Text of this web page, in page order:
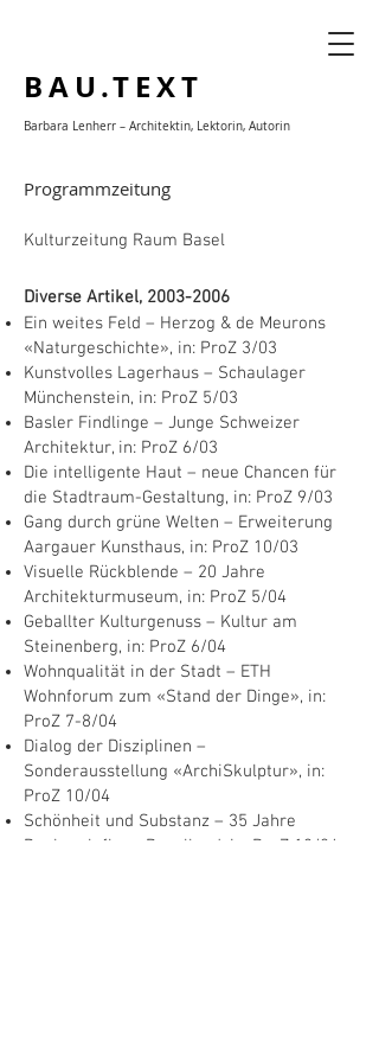
BAU.TEXT
Barbara Lenherr – Architektin, Lektorin, Autorin
Programmzeitung
Kulturzeitung Raum Basel
Diverse Artikel, 2003-2006
Ein weites Feld – Herzog & de Meurons
«Naturgeschichte», in: ProZ 3/03
Kunstvolles Lagerhaus – Schaulager
Münchenstein, in: ProZ 5/03
Basler Findlinge – Junge Schweizer
Architektur, in: ProZ 6/03
Die intelligente Haut – neue Chancen für
die Stadtraum-Gestaltung, in: ProZ 9/03
Gang durch grüne Welten – Erweiterung
Aargauer Kunsthaus, in: ProZ 10/03
Visuelle Rückblende – 20 Jahre
Architekturmuseum, in: ProZ 5/04
Geballter Kulturgenuss – Kultur am
Steinenberg, in: ProZ 6/04
Wohnqualität in der Stadt – ETH
Wohnforum zum «Stand der Dinge», in:
ProZ 7-8/04
Dialog der Disziplinen –
Sonderausstellung «ArchiSkulptur», in:
ProZ 10/04
Schönheit und Substanz – 35 Jahre
Denkmalpflege Baselland, in: ProZ 12/04